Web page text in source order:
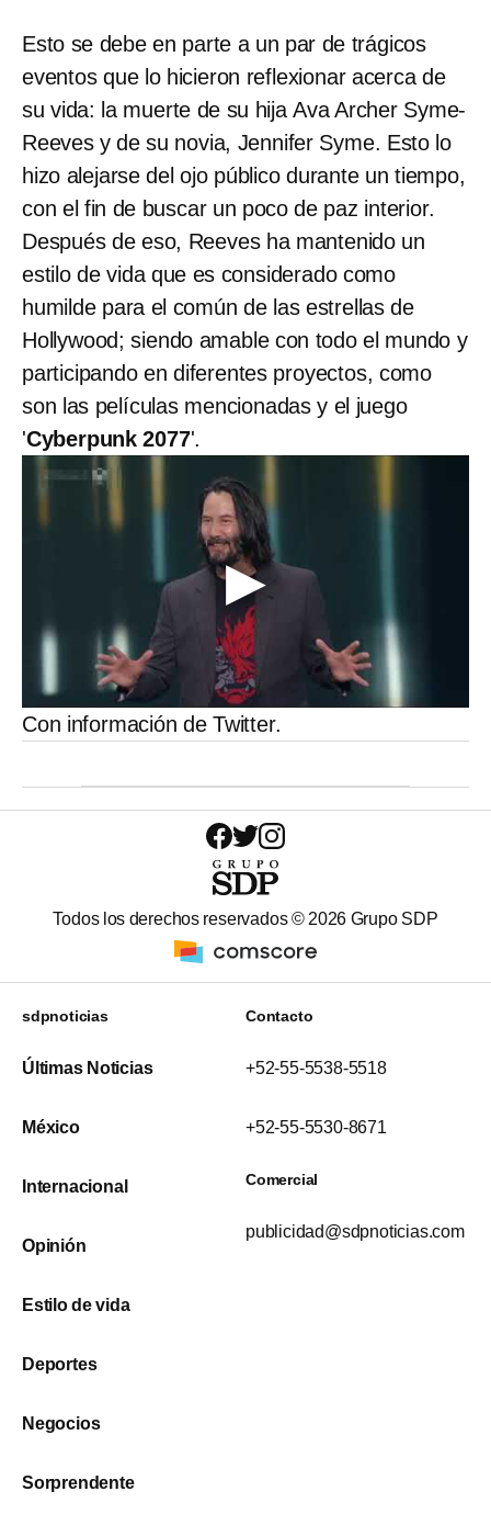
Esto se debe en parte a un par de trágicos
eventos que lo hicieron reflexionar acerca de
su vida: la muerte de su hija Ava Archer Syme-
Reeves y de su novia, Jennifer Syme. Esto lo
hizo alejarse del ojo público durante un tiempo,
con el fin de buscar un poco de paz interior.
Después de eso, Reeves ha mantenido un
estilo de vida que es considerado como
humilde para el común de las estrellas de
Hollywood; siendo amable con todo el mundo y
participando en diferentes proyectos, como
son las películas mencionadas y el juego
'Cyberpunk 2077'.
Con información de Twitter.
Todos los derechos reservados © 2026 Grupo SDP
sdpnoticias
Últimas Noticias
México
Internacional
Opinión
Estilo de vida
Deportes
Negocios
Sorprendente
Contacto
+52-55-5538-5518
+52-55-5530-8671
Comercial
publicidad@sdpnoticias.com